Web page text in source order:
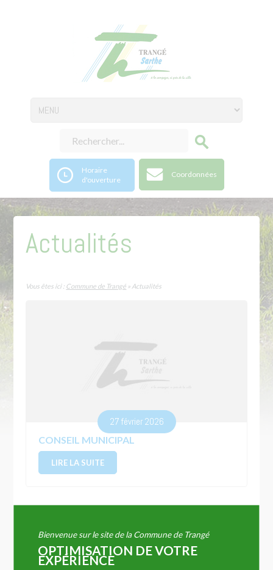
Horaire
d'ouverture
Coordonnées
Actualités
Vous êtes ici : Commune de Trangé » Actualités
27 février 2026
CONSEIL MUNICIPAL
LIRE LA SUITE
Bienvenue sur le site de la Commune de Trangé
OPTIMISATION DE VOTRE
EXPÉRIENCE